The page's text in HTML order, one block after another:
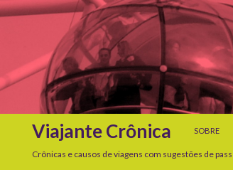
Viajante Crônica
SOBRE
Crônicas e causos de viagens com sugestões de